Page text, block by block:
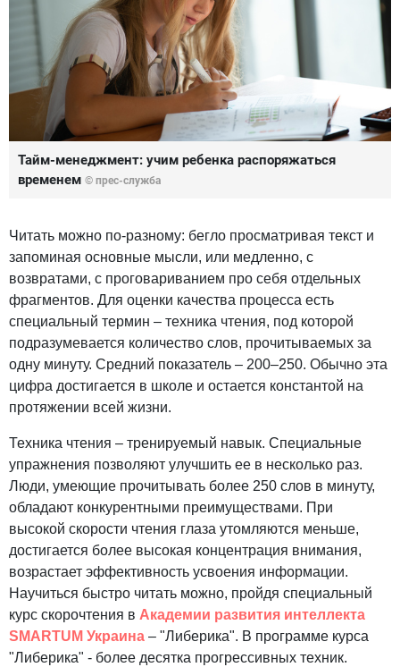
Тайм-менеджмент: учим ребенка распоряжаться
временем © прес-служба
Читать можно по-разному: бегло просматривая текст и
запоминая основные мысли, или медленно, с
возвратами, с проговариванием про себя отдельных
фрагментов. Для оценки качества процесса есть
специальный термин – техника чтения, под которой
подразумевается количество слов, прочитываемых за
одну минуту. Средний показатель – 200–250. Обычно эта
цифра достигается в школе и остается константой на
протяжении всей жизни.
Техника чтения – тренируемый навык. Специальные
упражнения позволяют улучшить ее в несколько раз.
Люди, умеющие прочитывать более 250 слов в минуту,
обладают конкурентными преимуществами. При
высокой скорости чтения глаза утомляются меньше,
достигается более высокая концентрация внимания,
возрастает эффективность усвоения информации.
Научиться быстро читать можно, пройдя специальный
курс скорочтения в Академии развития интеллекта
SMARTUM Украина – "Либерика". В программе курса
"Либерика" - более десятка прогрессивных техник.